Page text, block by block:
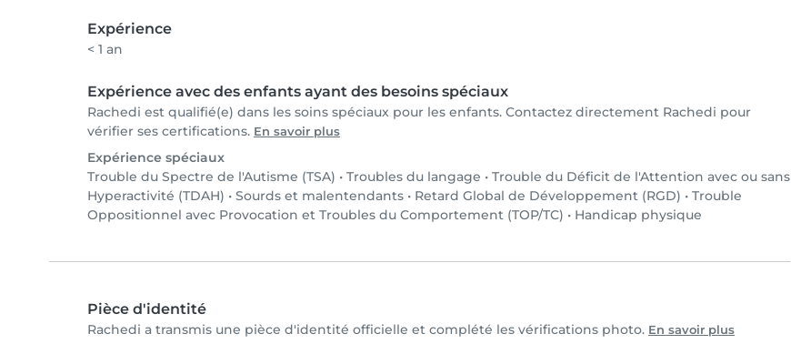
Expérience
< 1 an
Expérience avec des enfants ayant des besoins spéciaux
Rachedi est qualifié(e) dans les soins spéciaux pour les enfants. Contactez directement Rachedi pour
vérifier ses certifications. En savoir plus
Expérience spéciaux
Trouble du Spectre de l'Autisme (TSA) • Troubles du langage • Trouble du Déficit de l'Attention avec ou sans
Hyperactivité (TDAH) • Sourds et malentendants • Retard Global de Développement (RGD) • Trouble
Oppositionnel avec Provocation et Troubles du Comportement (TOP/TC) • Handicap physique
Pièce d'identité
Rachedi a transmis une pièce d'identité officielle et complété les vérifications photo. En savoir plus